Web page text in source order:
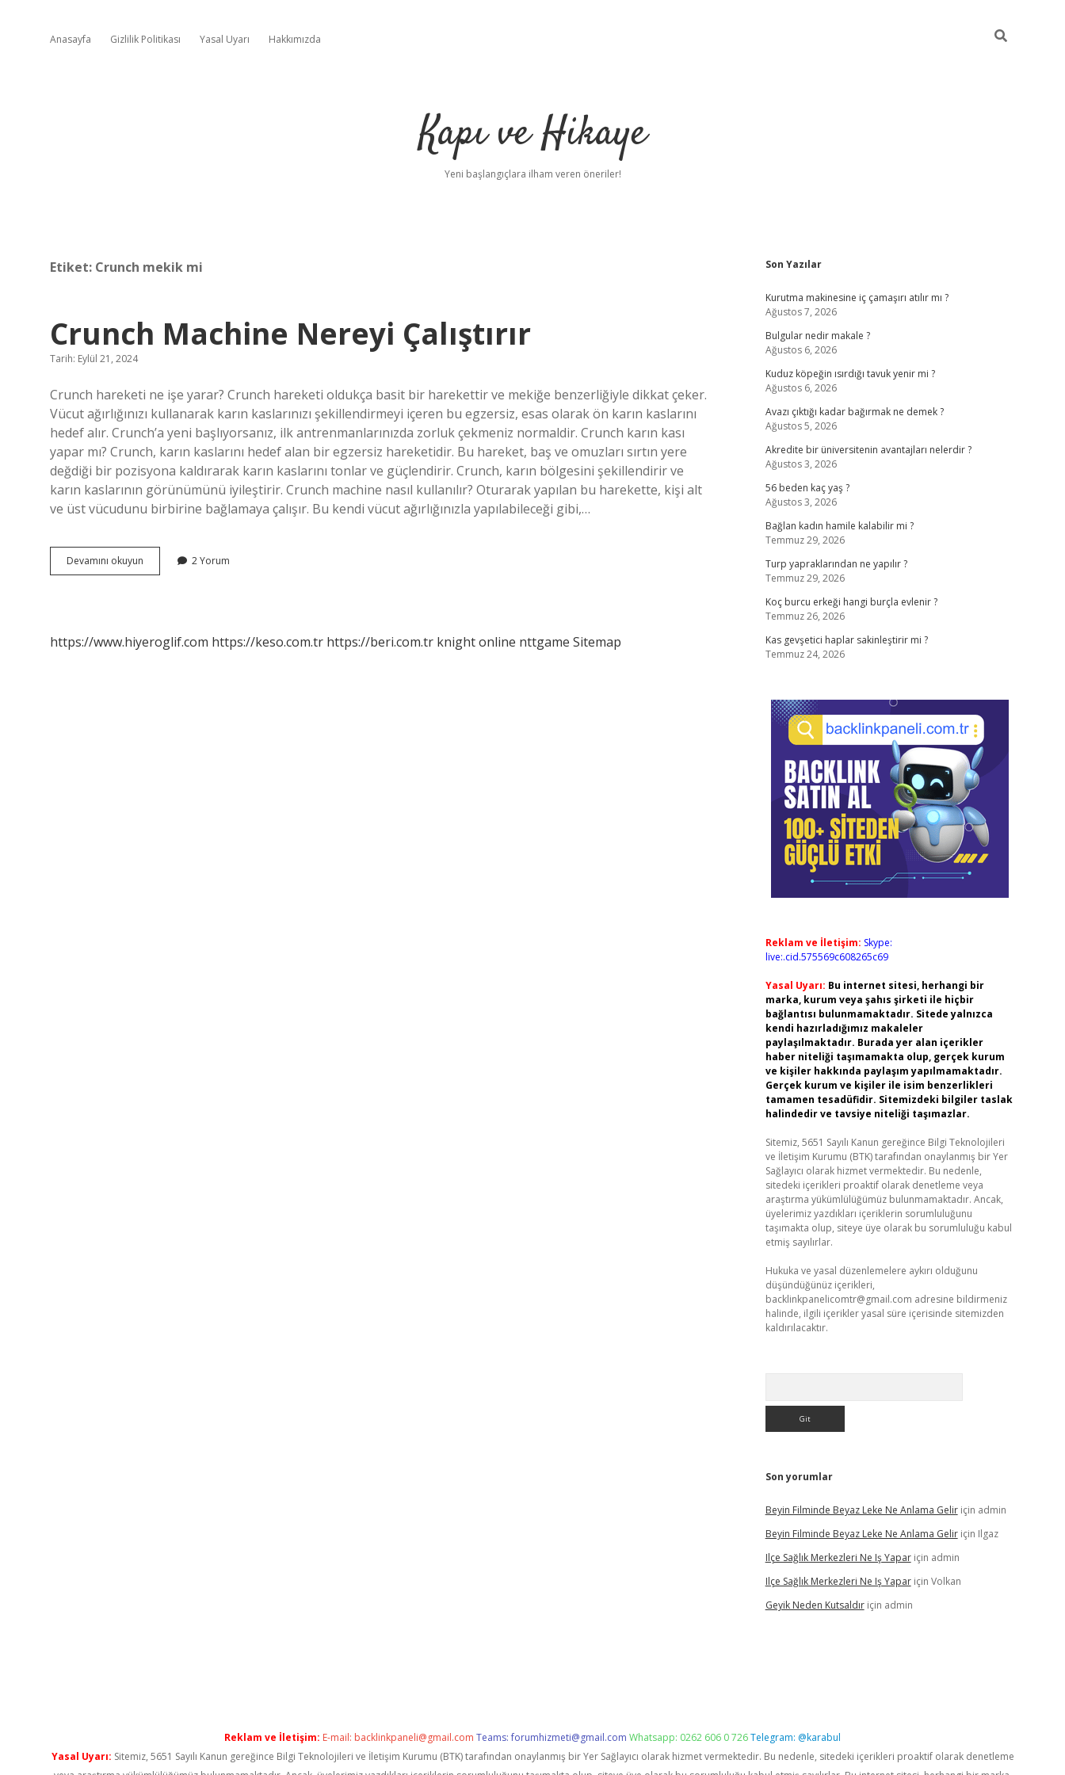
Anasayfa Gizlilik Politikası Yasal Uyarı Hakkımızda
Kapı ve Hikaye
Yeni başlangıçlara ilham veren öneriler!
Etiket: Crunch mekik mi
Crunch Machine Nereyi Çalıştırır
Tarih: Eylül 21, 2024
Crunch hareketi ne işe yarar? Crunch hareketi oldukça basit bir harekettir ve mekiğe benzerliğiyle dikkat çeker.
Vücut ağırlığınızı kullanarak karın kaslarınızı şekillendirmeyi içeren bu egzersiz, esas olarak ön karın kaslarını
hedef alır. Crunch’a yeni başlıyorsanız, ilk antrenmanlarınızda zorluk çekmeniz normaldir. Crunch karın kası
yapar mı? Crunch, karın kaslarını hedef alan bir egzersiz hareketidir. Bu hareket, baş ve omuzları sırtın yere
değdiği bir pozisyona kaldırarak karın kaslarını tonlar ve güçlendirir. Crunch, karın bölgesini şekillendirir ve
karın kaslarının görünümünü iyileştirir. Crunch machine nasıl kullanılır? Oturarak yapılan bu harekette, kişi alt
ve üst vücudunu birbirine bağlamaya çalışır. Bu kendi vücut ağırlığınızla yapılabileceği gibi,…
Devamını okuyun
Machine
2 Yorum
https://www.hiyeroglif.com https://keso.com.tr https://beri.com.tr knight online nttgame Sitemap
Sidebar
Son Yazılar
Kurutma makinesine iç çamaşırı atılır mı ?
Ağustos 7, 2026
Bulgular nedir makale ?
Ağustos 6, 2026
Kuduz köpeğin ısırdığı tavuk yenir mi ?
Ağustos 6, 2026
Avazı çıktığı kadar bağırmak ne demek ?
Ağustos 5, 2026
Akredite bir üniversitenin avantajları nelerdir ?
Ağustos 3, 2026
56 beden kaç yaş ?
Ağustos 3, 2026
Bağlan kadın hamile kalabilir mi ?
Temmuz 29, 2026
Turp yapraklarından ne yapılır ?
Temmuz 29, 2026
Koç burcu erkeği hangi burçla evlenir ?
Temmuz 26, 2026
Kas gevşetici haplar sakinleştirir mi ?
Temmuz 24, 2026
Reklam ve İletişim: Skype:
live:.cid.575569c608265c69
Yasal Uyarı: Bu internet sitesi, herhangi bir
marka, kurum veya şahıs şirketi ile hiçbir
bağlantısı bulunmamaktadır. Sitede yalnızca
kendi hazırladığımız makaleler
paylaşılmaktadır. Burada yer alan içerikler
haber niteliği taşımamakta olup, gerçek kurum
ve kişiler hakkında paylaşım yapılmamaktadır.
Gerçek kurum ve kişiler ile isim benzerlikleri
tamamen tesadüfidir. Sitemizdeki bilgiler taslak
halindedir ve tavsiye niteliği taşımazlar.
Sitemiz, 5651 Sayılı Kanun gereğince Bilgi Teknolojileri
ve İletişim Kurumu (BTK) tarafından onaylanmış bir Yer
Sağlayıcı olarak hizmet vermektedir. Bu nedenle,
sitedeki içerikleri proaktif olarak denetleme veya
araştırma yükümlülüğümüz bulunmamaktadır. Ancak,
üyelerimiz yazdıkları içeriklerin sorumluluğunu
taşımakta olup, siteye üye olarak bu sorumluluğu kabul
etmiş sayılırlar.
Hukuka ve yasal düzenlemelere aykırı olduğunu
düşündüğünüz içerikleri,
backlinkpanelicomtr@gmail.com adresine bildirmeniz
halinde, ilgili içerikler yasal süre içerisinde sitemizden
kaldırılacaktır.
Son yorumlar
Beyin Filminde Beyaz Leke Ne Anlama Geliriçin admin
Beyin Filminde Beyaz Leke Ne Anlama Geliriçin Ilgaz
Ilçe Sağlık Merkezleri Ne Iş Yapariçin admin
Ilçe Sağlık Merkezleri Ne Iş Yapariçin Volkan
Geyik Neden Kutsaldıriçin admin
Reklam ve İletişim: E-mail: backlinkpaneli@gmail.com Teams:forumhizmeti@gmail.com Whatsapp: 0262 606 0 726Telegram: @karabul
Yasal Uyarı: Sitemiz, 5651 Sayılı Kanun gereğince Bilgi Teknolojileri ve İletişim Kurumu (BTK) tarafından onaylanmış bir Yer Sağlayıcı olarak hizmet vermektedir. Bu nedenle, sitedeki içerikleri proaktif olarak denetleme